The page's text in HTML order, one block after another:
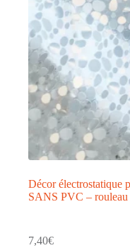
page
du
produit
Décor électrostatique
SANS PVC –
7,40€